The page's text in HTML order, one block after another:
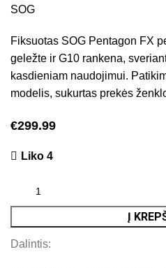
SOG
Fiksuotas SOG Pentagon FX
geležte ir G10 rankena,
kasdieniam naudojimui.
modelis, sukurtas prekės
€299.99
Liko 4
Į
Dalintis: